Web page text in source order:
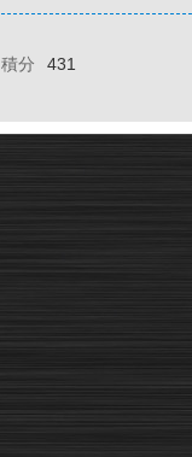
積分 431